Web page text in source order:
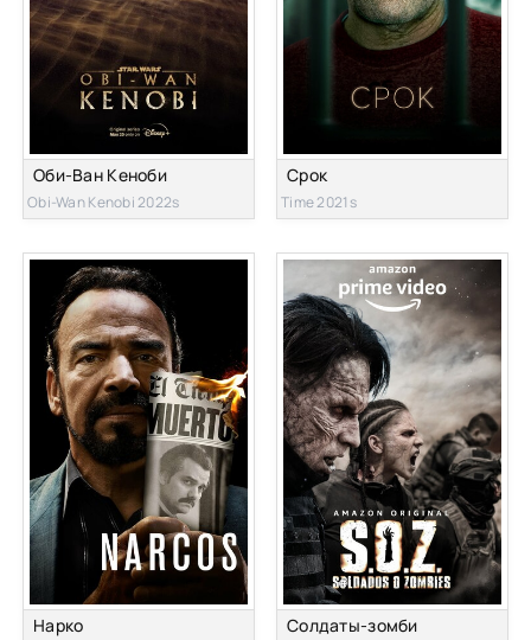
Оби-Ван Кеноби
Obi-Wan Kenobi 2022s
Срок
Time 2021s
Нарко Солдаты-зомби